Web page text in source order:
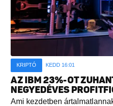
KRIPTÓ KEDD 16:01
AZ IBM 23%-OT
NEGYEDÉVES
Ami kezdetben